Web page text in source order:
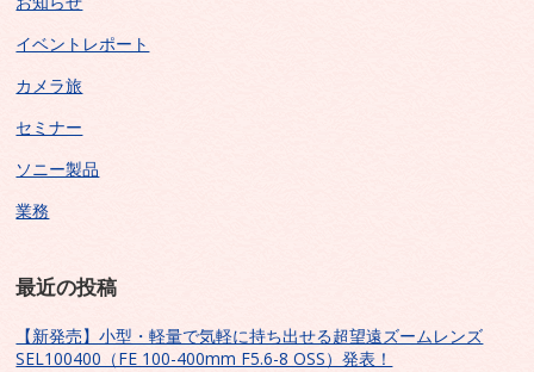
イベントレポート
カメラ旅
セミナー
ソニー製品
業務
最近の投稿
【新発売】小型・軽量で気軽に持ち出せる超望遠ズームレンズ
SEL100400（FE 100-400mm F5.6-8 OSS）発表！